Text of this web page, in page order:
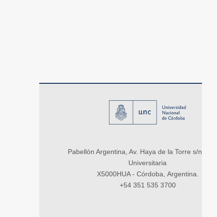
Pabellón Argentina, Av. Haya de la Torre s/n,
Universitaria
X5000HUA - Córdoba, Argentina.
+54 351 535 3700